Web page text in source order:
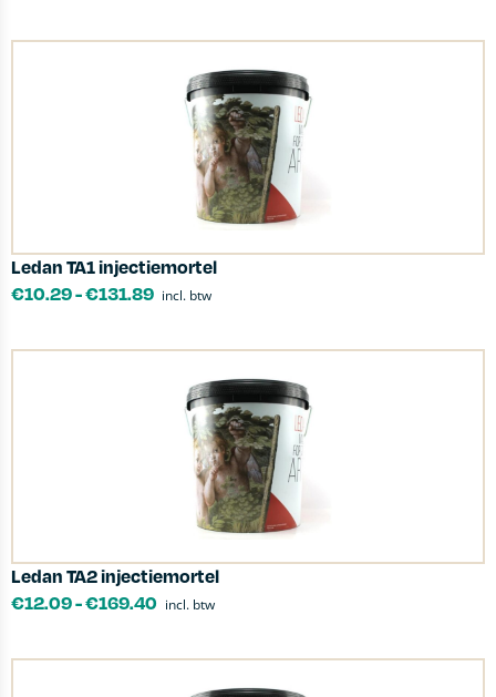
Ledan TA1 injectiemortel
€10.29-€131.89 incl. btw
Ledan TA2 injectiemortel
€12.09-€169.40 incl. btw